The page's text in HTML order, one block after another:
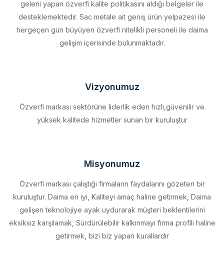
hergeçen gün büyüyen özverfi nitelikli personeli ile daima
gelişim içerisinde bulunmaktadır.
Özverfi markası sektörüne liderlik eden hızlı,güvenilir ve
Özverfi markası çalıştığı firmaların faydalarını gözeten bir
gelişen teknolojiye ayak uydurarak müşteri beklentilerini
eksiksiz karşılamak, Sürdürülebilir kalkınmayı firma profili haline
getirmek, bizi biz yapan kurallardır